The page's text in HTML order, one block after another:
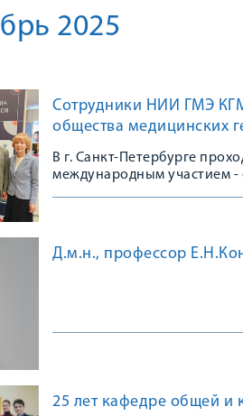
2025
Сотрудники НИИ ГМЭ
общества медицинских
В г. Санкт-Петербурге
международным участием -
Д.м.н., профессор
25 лет кафедре общей и